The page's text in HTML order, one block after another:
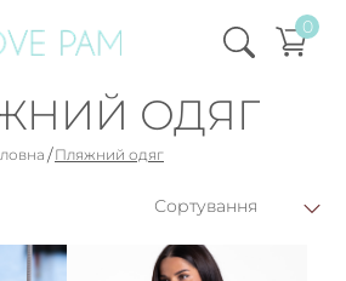
0
ОДЯГ
/ Пляжний одяг